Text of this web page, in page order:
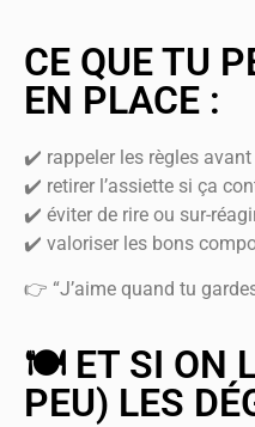
CE QUE TU
EN PLACE :
✔️ rappeler les règles avant
✔️ retirer l’assiette si ça
✔️ éviter de rire ou sur-
✔️ valoriser les bons
👉 “J’aime quand tu
🍽️ ET SI ON
PEU) LES